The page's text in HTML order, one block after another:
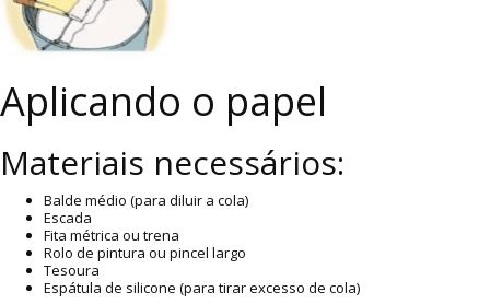
Aplicando o papel
Materiais necessários:
Balde médio (para diluir a cola)
Escada
Fita métrica ou trena
Rolo de pintura ou pincel largo
Tesoura
Espátula de silicone (para tirar excesso de cola)